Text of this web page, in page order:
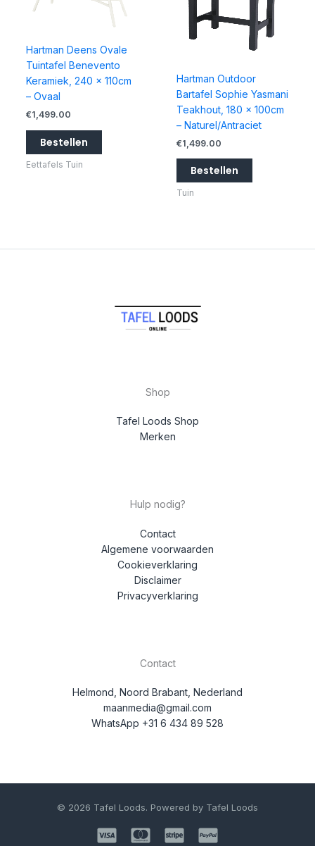
Hartman Deens Ovale
Tuintafel Benevento
Keramiek, 240 x 110cm
– Ovaal
€1,499.00
Bestellen
Eettafels Tuin
Hartman Outdoor
Bartafel Sophie Yasmani
Teakhout, 180 x 100cm
– Naturel/Antraciet
€1,499.00
Bestellen
Tuin
Shop
Tafel Loods Shop
Merken
Hulp nodig?
Contact
Algemene voorwaarden
Cookieverklaring
Disclaimer
Privacyverklaring
Contact
Helmond, Noord Brabant, Nederland
maanmedia@gmail.com
WhatsApp +31 6 434 89 528
© 2026 Tafel Loods. Powered by Tafel Loods